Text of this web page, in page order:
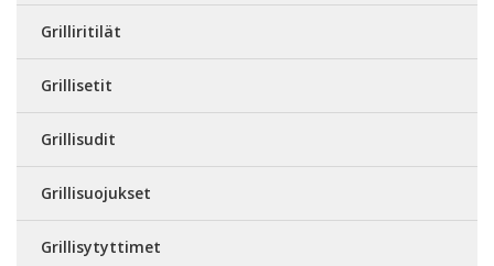
Grilliritilät
Grillisetit
Grillisudit
Grillisuojukset
Grillisytyttimet